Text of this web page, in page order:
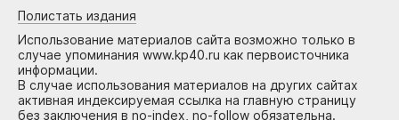
Полистать издания
Использование материалов сайта возможно только в
случае упоминания www.kp40.ru как первоисточника
информации.
В случае использования материалов на других сайтах
активная индексируемая ссылка на главную страницу
без заключения в no-index, no-follow обязательна.